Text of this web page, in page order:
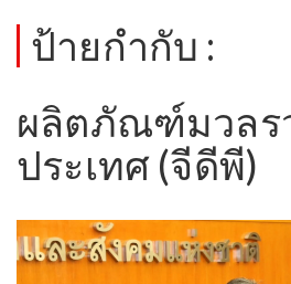
ป้ายกำกับ :
ผลิตภัณฑ์มวลร
ประเทศ (จีดีพี)